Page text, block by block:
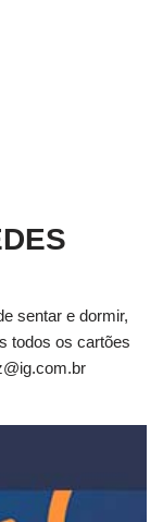
sentar e dormir,
todos os cartões